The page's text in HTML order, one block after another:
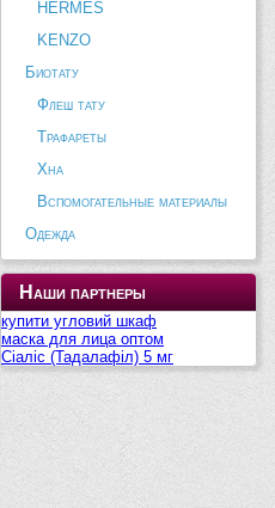
HERMES
KENZO
Биотату
Флеш тату
Трафареты
Хна
Вспомогательные материалы
Одежда
Наши партнеры
купити угловий шкаф
маска для лица оптом
Сіаліс (Тадалафіл) 5 мг